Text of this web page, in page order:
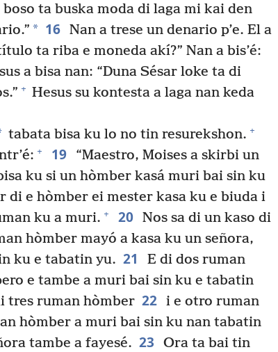
boso ta buska moda di laga mi kai den
* 16 Nan a trese un denario p’e. El a
ta riba e moneda akí?” Nan a bis’é:
a bisa nan: “Duna Sésar loke ta di
+ Hesus su kontesta a laga nan keda
tabata bisa ku lo no tin resurekshon. +
+ 19
“Maestro, Moises a skirbi un
ku si un hòmber kasá muri bai sin ku
di e hòmber ei mester kasa ku e biuda i
ku a muri. + 20 Nos sa di un kaso di
hòmber mayó a kasa ku un señora,
ku e tabatin yu. 21
E di dos ruman
e tambe a muri bai sin ku e tabatin
tres ruman hòmber 22 i e otro ruman
hòmber a muri bai sin ku nan tabatin
tambe a fayesé. 23
Ora ta bai tin